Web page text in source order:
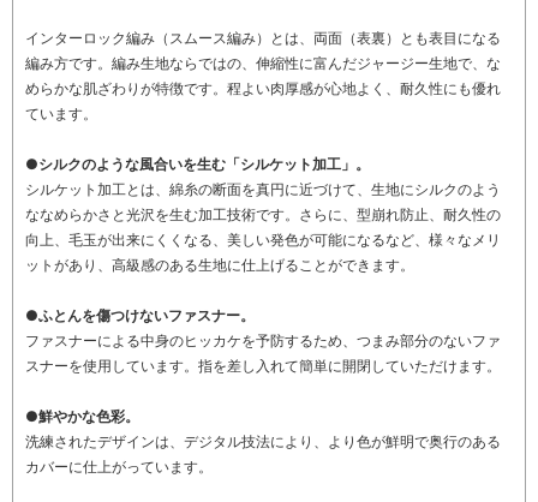
インターロック編み（スムース編み）とは、両面（表裏）とも表目になる
編み方です。編み生地ならではの、伸縮性に富んだジャージー生地で、な
めらかな肌ざわりが特徴です。程よい肉厚感が心地よく、耐久性にも優れ
ています。
●シルクのような風合いを生む「シルケット加工」。
シルケット加工とは、綿糸の断面を真円に近づけて、生地にシルクのよう
ななめらかさと光沢を生む加工技術です。さらに、型崩れ防止、耐久性の
向上、毛玉が出来にくくなる、美しい発色が可能になるなど、様々なメリ
ットがあり、高級感のある生地に仕上げることができます。
●ふとんを傷つけないファスナー。
ファスナーによる中身のヒッカケを予防するため、つまみ部分のないファ
スナーを使用しています。指を差し入れて簡単に開閉していただけます。
●鮮やかな色彩。
洗練されたデザインは、デジタル技法により、より色が鮮明で奥行のある
カバーに仕上がっています。